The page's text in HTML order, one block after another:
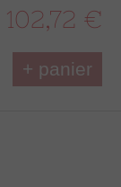
102,72 €
+ panier